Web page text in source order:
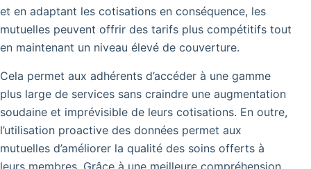
et en adaptant les cotisations en conséquence, les
mutuelles peuvent offrir des tarifs plus compétitifs tout
en maintenant un niveau élevé de couverture.
Cela permet aux adhérents d’accéder à une gamme
plus large de services sans craindre une augmentation
soudaine et imprévisible de leurs cotisations. En outre,
l’utilisation proactive des données permet aux
mutuelles d’améliorer la qualité des soins offerts à